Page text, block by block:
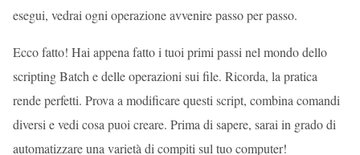
esegui, vedrai ogni operazione avvenire passo per passo.
Ecco fatto! Hai appena fatto i tuoi primi passi nel mondo dello
scripting Batch e delle operazioni sui file. Ricorda, la pratica
rende perfetti. Prova a modificare questi script, combina comandi
diversi e vedi cosa puoi creare. Prima di sapere, sarai in grado di
automatizzare una varietà di compiti sul tuo computer!